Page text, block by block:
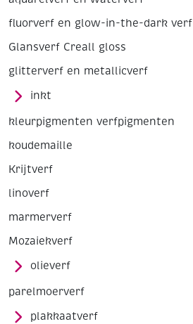
fluorverf en glow-in-the-dark verf
Glansverf Creall gloss
glitterverf en metallicverf
inkt
kleurpigmenten verfpigmenten
koudemaille
Krijtverf
linoverf
marmerverf
Mozaiekverf
olieverf
parelmoerverf
plakkaatverf